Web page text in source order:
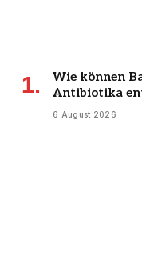
Wie können
Antibiotika
6 August 2026